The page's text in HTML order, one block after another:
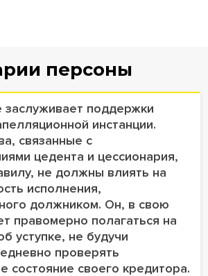
персоны
поддержки
инстанции.
связанные с
цедента и цессионария,
не должны влиять на
исполнения,
должником. Он, в свою
правомерно полагаться на
уступке, не будучи
проверять
состояние своего кредитора.